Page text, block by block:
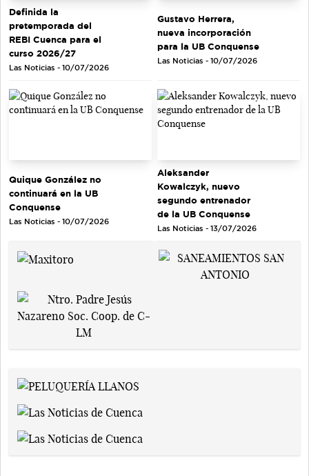
Definida la
pretemporada del
REBI Cuenca para el
curso 2026/27
Las Noticias - 10/07/2026
Gustavo Herrera,
nueva incorporación
para la UB Conquense
Las Noticias - 10/07/2026
Quique González no
continuará en la UB
Conquense
Las Noticias - 10/07/2026
Aleksander
Kowalczyk, nuevo
segundo entrenador
de la UB Conquense
Las Noticias - 13/07/2026